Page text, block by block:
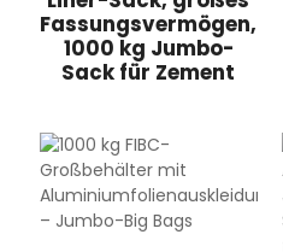
Fassungsvermögen,
1000 kg Jumbo-
Sack für Zement